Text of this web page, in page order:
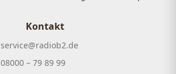
Kontakt
service@radiob2.de
08000 – 79 89 99